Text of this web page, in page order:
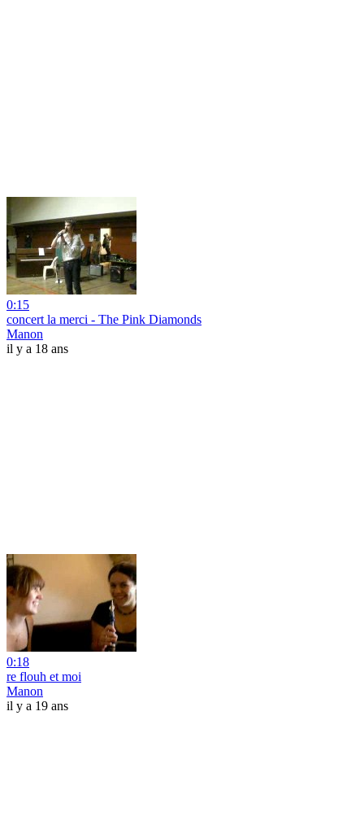
0:15
concert la merci - The Pink Diamonds
Manon
il y a 18 ans
0:18
re flouh et moi
Manon
il y a 19 ans